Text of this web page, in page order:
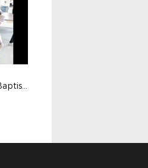
Téléthon 2019 : Téléthon 2019 : Baptiste à la rencontre des Bleus à Clairefontaine